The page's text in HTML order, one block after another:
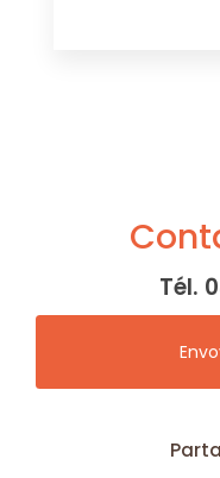
Tél.